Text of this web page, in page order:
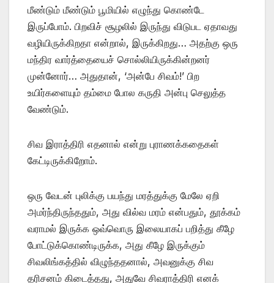
மீண்டும் மீண்டும் பூமியில் எழுந்து கொண்டே
இருப்போம். பிறவிச் சூழலில் இருந்து விடுபட ஏதாவது
வழியிருக்கிறதா என்றால், இருக்கிறது… அதற்கு ஒரு
மந்திர வார்த்தையைச் சொல்லியிருக்கின்றனர்
முன்னோர்… அதுதான், ‘அன்பே சிவம்!’ பிற
உயிர்களையும் தம்மை போல கருதி அன்பு செலுத்த
வேண்டும்.
சிவ இராத்திரி எதனால் என்று புராணக்கதைகள்
கேட்டிருக்கிறோம்.
ஒரு வேடன் புலிக்கு பயந்து மரத்துக்கு மேலே ஏறி
அமர்ந்திருந்ததும், அது வில்வ மரம் என்பதும், தூக்கம்
வராமல் இருக்க ஒவ்வொரு இலையாகப் பறித்து கீழே
போட்டுக்கொண்டிருக்க, அது கீழே இருக்கும்
சிவலிங்கத்தில் விழுந்ததனால், அவனுக்கு சிவ
தரிசனம் கிடைத்தது, அதுவே சிவராத்திரி எனக்